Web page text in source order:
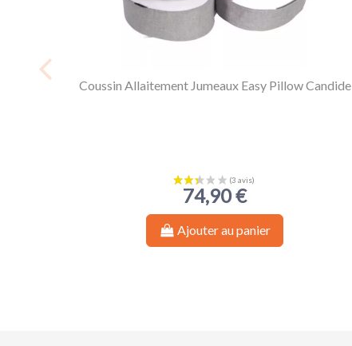
Coussin Allaitement Jumeaux Easy Pillow Candide
74,90 €
Ajouter au panier